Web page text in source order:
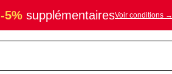
-5% supplémentairesVoir conditions →